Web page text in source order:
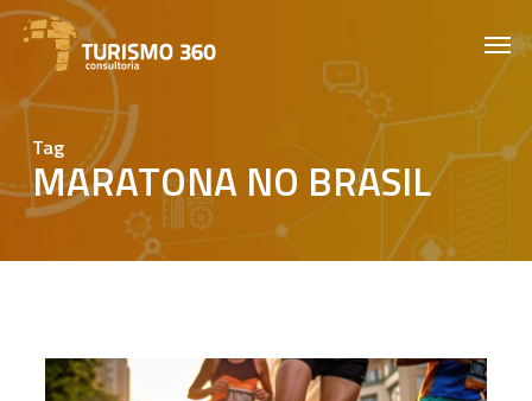
Skip
main
content
Tag
MARATONA NO BRASIL